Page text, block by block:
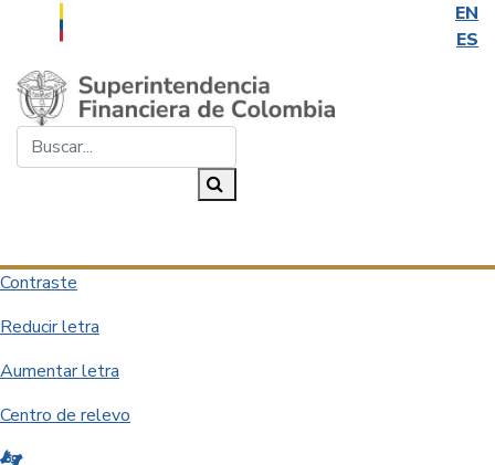
EN
ES
Saltar al contenido principal
Contraste
Reducir letra
Aumentar letra
Centro de relevo